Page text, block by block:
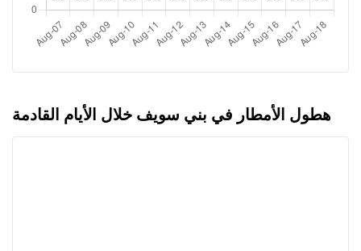
هطول الأمطار في بني سويف خلال الأيام القادمة